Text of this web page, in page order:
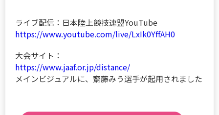
ライブ配信：日本陸上競技連盟YouTube
https://www.youtube.com/live/LxIk0YffAH0
大会サイト：
https://www.jaaf.or.jp/distance/
メインビジュアルに、齋藤みう選手が起用されました